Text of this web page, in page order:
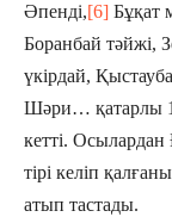
Әпенді,[6] Бұқат
Боранбай тәйжі,
үкірдай,
Шәри… қатарлы
кетті.
тірі келіп
атып тастады.